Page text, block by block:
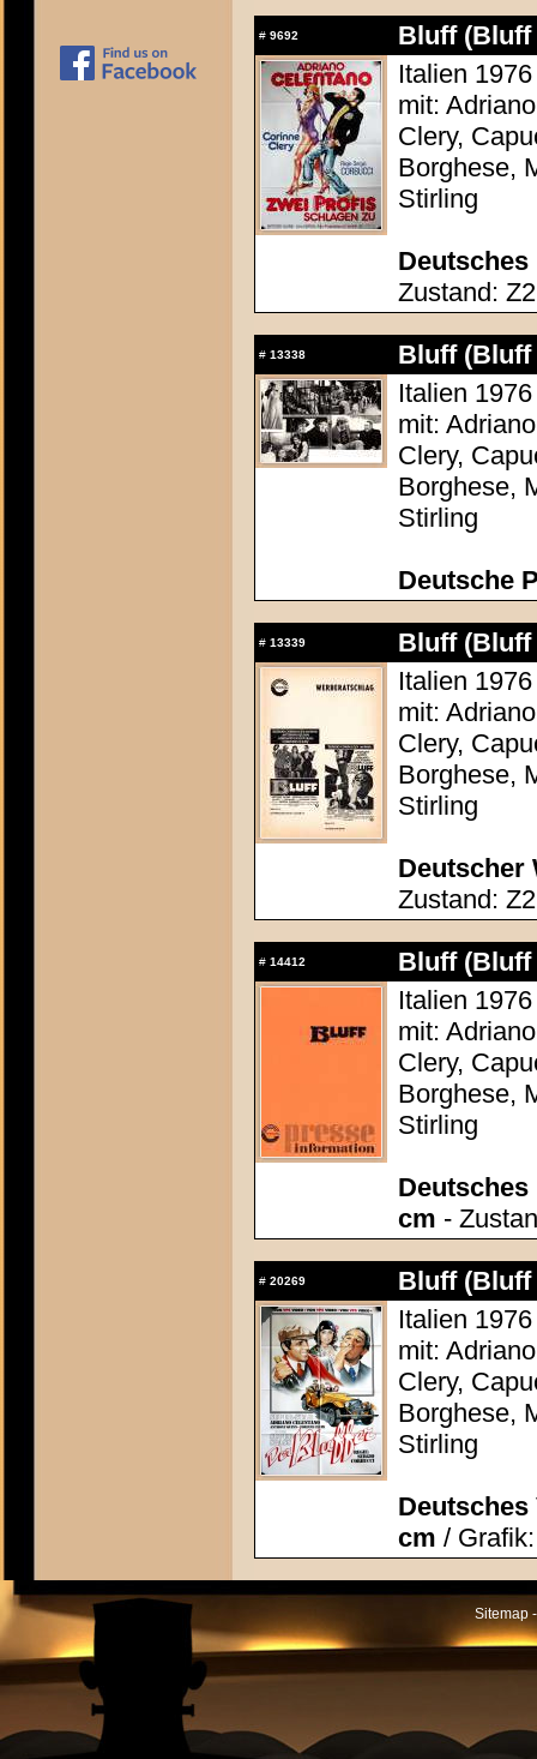
# 9692
Bluff
Italien
mit:
Clery,
Borghese,
Stirling
Deutsches
Zustand:
# 13338
Bluff
Italien
mit:
Clery,
Borghese,
Stirling
Deutsche
# 13339
Bluff
Italien
mit:
Clery,
Borghese,
Stirling
Deutscher
Zustand: Z2
# 14412
Bluff
Italien
mit:
Clery,
Borghese,
Stirling
Deutsches
cm -
# 20269
Bluff
Italien
mit:
Clery,
Borghese,
Stirling
Deutsches
cm /
Sitemap